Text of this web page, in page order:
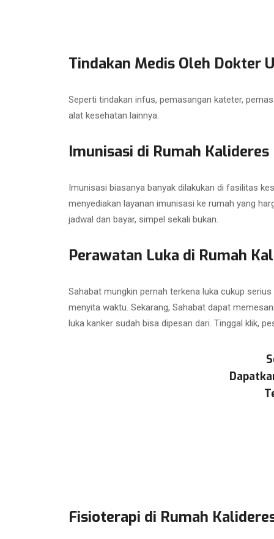
Tindakan Medis Oleh Dokter
Seperti tindakan infus, pemasangan kateter,
alat kesehatan lainnya.
Imunisasi di Rumah Kalideres
Imunisasi biasanya banyak dilakukan di fasilitas
menyediakan layanan imunisasi ke rumah yang
jadwal dan bayar, simpel sekali bukan.
Perawatan Luka di Rumah
Sahabat mungkin pernah terkena luka cukup
menyita waktu. Sekarang, Sahabat dapat
luka kanker sudah bisa dipesan dari. Tinggal klik,
Fisioterapi di Rumah